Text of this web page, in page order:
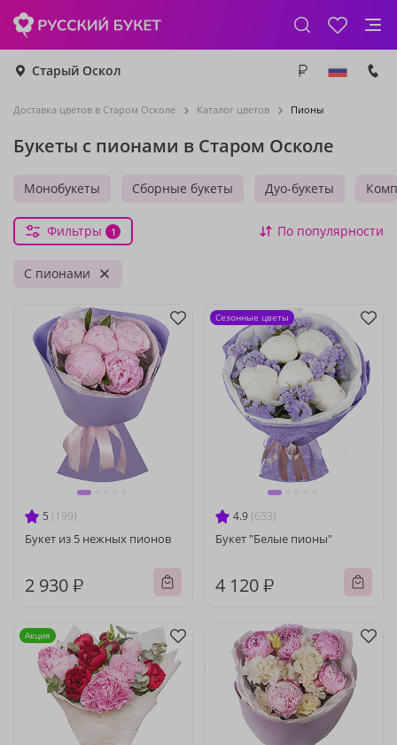
Старый Оскол
Доставка цветов в Старом Осколе Каталог цветов Пионы
Букеты с пионами в Старом Осколе
Монобукеты Сборные букеты Дуо-букеты
Фильтры 1 По популярности
С пионами
5 (199)
Букет из 5 нежных пионов
2 930 ₽
4.9 (653)
Букет "Белые пионы"
4 120 ₽
Сезонные цветы
Акция